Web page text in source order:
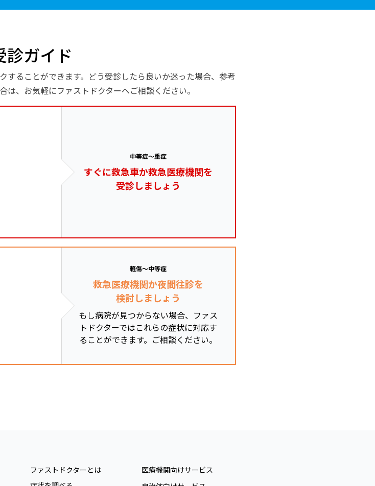
診ガイド
することができます。どう受診したら良いか迷った場合、参考
は、お気軽にファストドクターへご相談ください。
中等症～重症
すぐに救急車か救急医療機関を
受診しましょう
軽傷～中等症
救急医療機関か夜間往診を
検討しましょう
もし病院が見つからない場合、ファス
トドクターではこれらの症状に対応す
ることができます。ご相談ください。
ファストドクターとは
医療機関向けサービス